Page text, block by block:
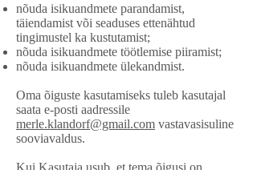
nõuda isikuandmete parandamist,
täiendamist või seaduses ettenähtud
tingimustel ka kustutamist;
nõuda isikuandmete töötlemise piiramist;
nõuda isikuandmete ülekandmist.
Oma õiguste kasutamiseks tuleb kasutajal
saata e-posti aadressile
merle.klandorf@gmail.com vastavasisuline
sooviavaldus.
Kui Kasutaja usub, et tema õigusi on